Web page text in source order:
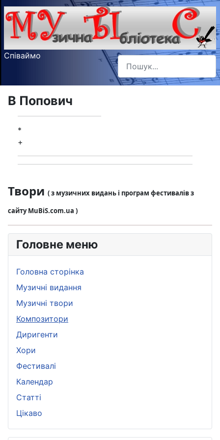
Співаймо Пошук
Type 2 or more characters
Головне меню
Головна сторінка
Музичні видання
Музичні твори
Композитори
Диригенти
Хори
Фестивалі
Календар
Статті
Цікаво
В Попович
*
+
Твори ( з музичних видань і програм фестивалів з
сайту MuBiS.com.ua )